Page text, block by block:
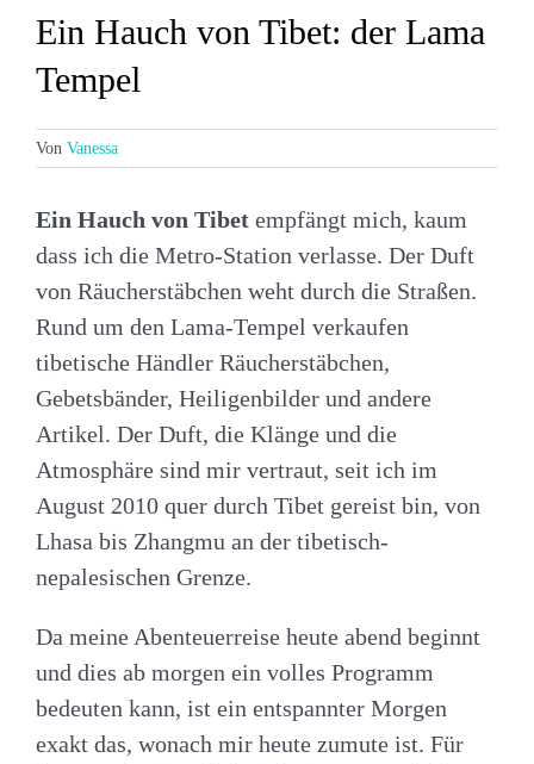
Ein Hauch von Tibet: der Lama
Tempel
Von Vanessa
Ein Hauch von Tibet empfängt mich, kaum
dass ich die Metro-Station verlasse. Der Duft
von Räucherstäbchen weht durch die Straßen.
Rund um den Lama-Tempel verkaufen
tibetische Händler Räucherstäbchen,
Gebetsbänder, Heiligenbilder und andere
Artikel. Der Duft, die Klänge und die
Atmosphäre sind mir vertraut, seit ich im
August 2010 quer durch Tibet gereist bin, von
Lhasa bis Zhangmu an der tibetisch-
nepalesischen Grenze.
Da meine Abenteuerreise heute abend beginnt
und dies ab morgen ein volles Programm
bedeuten kann, ist ein entspannter Morgen
exakt das, wonach mir heute zumute ist. Für